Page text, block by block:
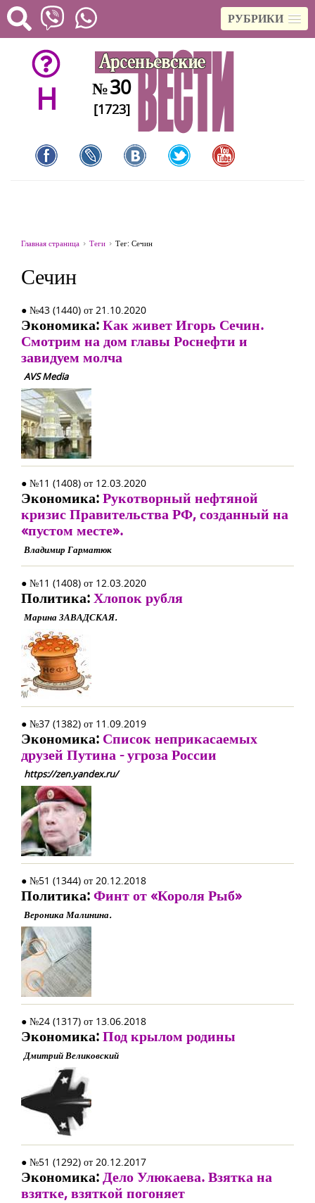
РУБРИКИ
H №30
[1723]
Главная страница Теги Тег: Сечин
Сечин
● №43 (1440) от 21.10.2020
Экономика:Как живет Игорь Сечин.
Смотрим на дом главы Роснефти и
завидуем молча
AVS Media
● №11 (1408) от 12.03.2020
Экономика:Рукотворный нефтяной
кризис Правительства РФ, созданный на
«пустом месте».
Владимир Гарматюк
● №11 (1408) от 12.03.2020
Политика:Хлопок рубля
Марина ЗАВАДСКАЯ.
● №37 (1382) от 11.09.2019
Экономика: Список неприкасаемых
друзей Путина - угроза России
https://zen.yandex.ru/
● №51 (1344) от 20.12.2018
Политика:Финт от «Короля Рыб»
Вероника Малинина.
● №24 (1317) от 13.06.2018
Экономика:Под крылом родины
Дмитрий Великовский
● №51 (1292) от 20.12.2017
Экономика:Дело Улюкаева. Взятка на
взятке, взяткой погоняет